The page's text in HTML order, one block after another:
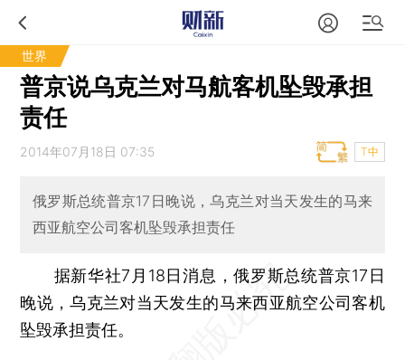
世界
普京说乌克兰对马航客机坠毁承担
责任
2014年07月18日 07:35 T中
俄罗斯总统普京17日晚说，乌克兰对当天发生的马来
西亚航空公司客机坠毁承担责任
据新华社7月18日消息，俄罗斯总统普京17日
晚说，乌克兰对当天发生的马来西亚航空公司客机
坠毁承担责任。